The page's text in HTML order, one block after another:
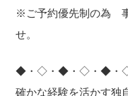
※ご予約優先制の為
せ。
◆・◇・◆・◇・◆・
確かな経験を活かす独